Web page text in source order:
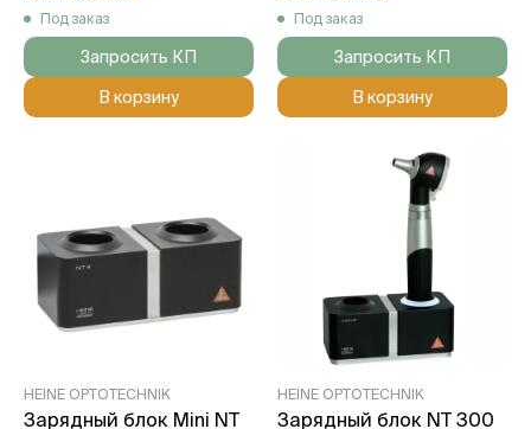
Под заказ
Запросить КП
В корзину
Под заказ
Запросить КП
В корзину
HEINE OPTOTECHNIK
Зарядный блок Mini NT
HEINE OPTOTECHNIK
Зарядный блок NT 300